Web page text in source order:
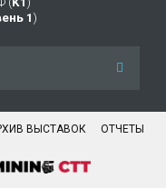
1 )
ВЫСТАВОК ОТЧЕТЫ